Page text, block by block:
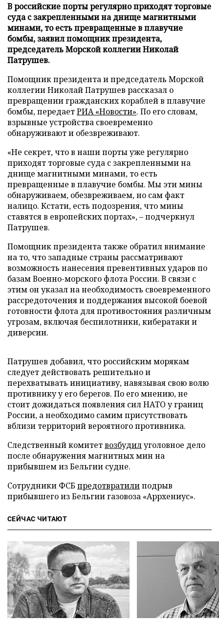
В российские порты регулярно приходят торговые
суда с закрепленными на днище магнитными
минами, то есть превращенные в плавучие
бомбы, заявил помощник президента,
председатель Морской коллегии Николай
Патрушев.
Помощник президента и председатель Морской
коллегии Николай Патрушев рассказал о
превращении гражданских кораблей в плавучие
бомбы, передаетРИА «Новости». По его словам,
взрывные устройства своевременно
обнаруживают и обезвреживают.
«Не секрет, что в наши порты уже регулярно
приходят торговые суда с закрепленными на
днище магнитными минами, то есть
превращенные в плавучие бомбы. Мы эти мины
обнаруживаем, обезвреживаем, но сам факт
налицо. Кстати, есть подозрения, что мины
ставятся в европейских портах», – подчеркнул
Патрушев.
Помощник президента также обратил внимание
на то, что западные страны рассматривают
возможность нанесения превентивных ударов по
базам Военно-морского флота России. В связи с
этим он указал на необходимость своевременного
рассредоточения и поддержания высокой боевой
готовности флота для противостояния различным
угрозам, включая беспилотники, кибератаки и
диверсии.
Патрушев добавил, что российским морякам
следует действовать решительно и
перехватывать инициативу, навязывая свою волю
противнику у его берегов. По его мнению, не
стоит дожидаться появления сил НАТО у границ
России, а необходимо самим присутствовать
вблизи территорий вероятного противника.
Следственный комитетвозбудилуголовное дело
после обнаружения магнитных мин на
прибывшем из Бельгии судне.
Сотрудники ФСБ предотвратилиподрыв
прибывшего из Бельгии газовоза «Аррхениус».
СЕЙЧАС ЧИТАЮТ